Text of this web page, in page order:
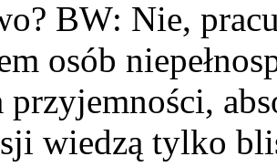
BW: Nie,
osób
wiedzą tylko